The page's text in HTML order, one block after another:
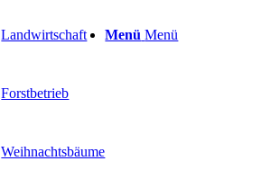
Landwirtschaft
Forstbetrieb
Weihnachtsbäume
Menü Menü